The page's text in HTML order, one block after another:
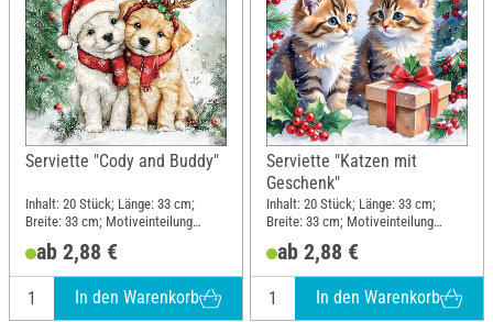
Serviette "Cody and Buddy"
Inhalt: 20 Stück; Länge: 33 cm;
Breite: 33 cm; Motiveinteilung
viertel Motiv; Material: Papier
ab 2,88 €
In den Warenkorb
Serviette "Katzen mit
Geschenk"
Inhalt: 20 Stück; Länge: 33 cm;
Breite: 33 cm; Motiveinteilung
viertel Motiv; Material: Papier
ab 2,88 €
In den Warenkorb